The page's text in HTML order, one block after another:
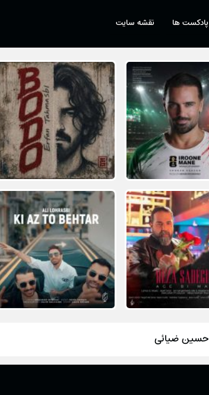
پادکست ها نقشه سایت
حسین ضیائی